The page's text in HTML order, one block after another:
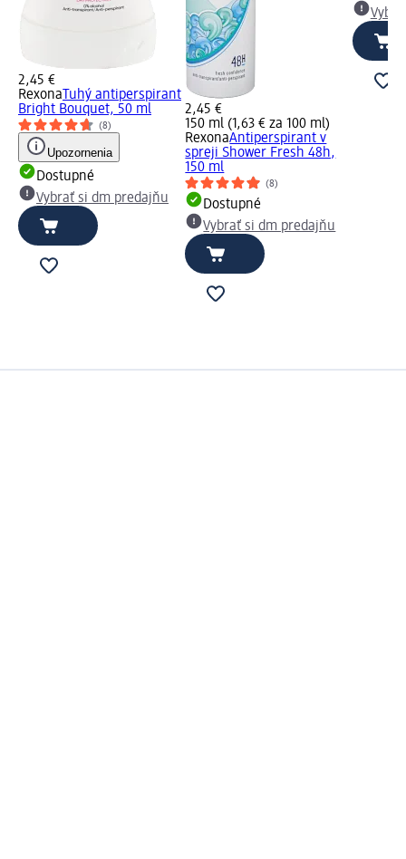
2,45 €
Rexona Tuhý antiperspirant
Bright Bouquet, 50 ml
(8)
Upozornenia
Dostupné
Vybrať si dm predajňu
2,45 €
150 ml (1,63 € za 100 ml)
RexonaAntiperspirant v
spreji Shower Fresh 48h,
150 ml
(8)
Dostupné
Vybrať si dm predajňu